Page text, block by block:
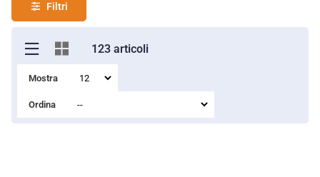
Filtri
123 articoli
Mostra
Ordina